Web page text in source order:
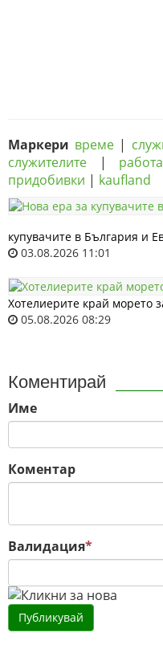
Маркери време|
служителите | работа
придобивки | kaufland
купувачите в България и
03.08.2026 11:01
Хотелиерите край морето
05.08.2026 08:29
Коментирай
Име
Коментар
Валидация*